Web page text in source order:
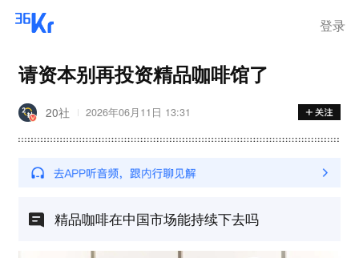
登录
请资本别再投资精品咖啡馆了
20社 2026年06月11日 13:31
精品咖啡在中国市场能持续下去吗